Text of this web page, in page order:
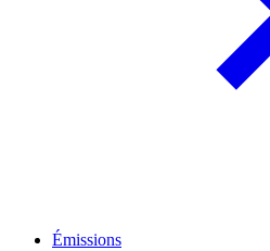
Émissions